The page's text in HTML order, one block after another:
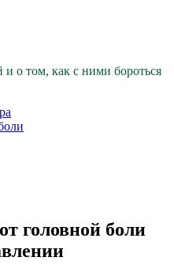
о том, как с ними бороться
головной боли